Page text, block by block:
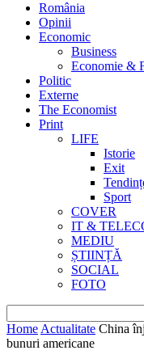
România
Opinii
Economic
Business
Economie &
Politic
Externe
The Economist
Print
LIFE
Istorie
Exit
Sport
COVER
IT &
MEDIU
ȘTIINȚĂ
SOCIAL
FOTO
Home Actualitate China
bunuri americane